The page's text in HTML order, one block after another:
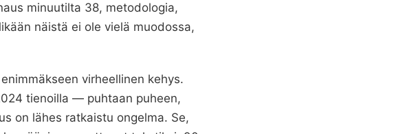
minuutilta 38, metodologia,
näistä ei ole vielä muodossa,
virheellinen kehys.
tienoilla — puhtaan puheen,
on lähes ratkaistu ongelma. Se,